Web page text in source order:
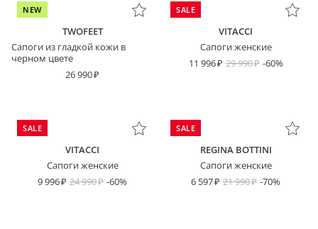
NEW
TWOFEET
Сапоги из гладкой кожи в
черном цвете
26 990
SALE
VITACCI
Сапоги женские
11 996
29 990 -60%
SALE
VITACCI
Сапоги женские
9 996
24 990 -60%
SALE
REGINA BOTTINI
Сапоги женские
6 597
21 990 -70%